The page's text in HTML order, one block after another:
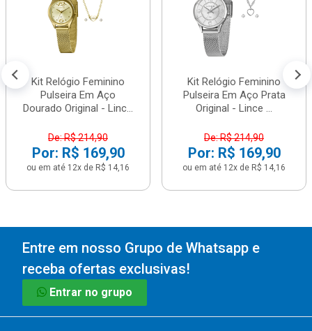
Kit Relógio Feminino
Pulseira Em Aço
Dourado Original - Linc...
De: R$ 214,90
Por: R$ 169,90
ou em até 12x de R$ 14,16
Kit Relógio Feminino
Pulseira Em Aço Prata
Original - Lince ...
De: R$ 214,90
Por: R$ 169,90
ou em até 12x de R$ 14,16
Entre em nosso Grupo de Whatsapp e
receba ofertas exclusivas!
Entrar no grupo